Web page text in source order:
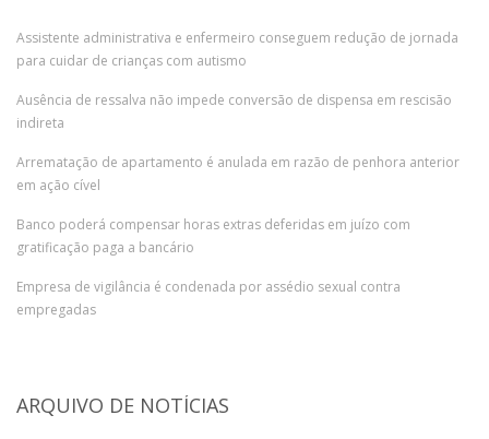
Assistente administrativa e enfermeiro conseguem redução de jornada
para cuidar de crianças com autismo
Ausência de ressalva não impede conversão de dispensa em rescisão
indireta
Arrematação de apartamento é anulada em razão de penhora anterior
em ação cível
Banco poderá compensar horas extras deferidas em juízo com
gratificação paga a bancário
Empresa de vigilância é condenada por assédio sexual contra
empregadas
ARQUIVO DE NOTÍCIAS